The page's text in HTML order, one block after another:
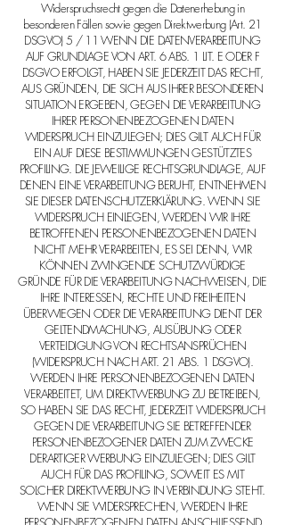
Widerspruchsrecht gegen die Datenerhebung in
besonderen Fällen sowie gegen Direktwerbung (Art. 21
DSGVO) 5 / 11 WENN DIE DATENVERARBEITUNG
AUF GRUNDLAGE VON ART. 6 ABS. 1 LIT. E ODER F
DSGVO ERFOLGT, HABEN SIE JEDERZEIT DAS RECHT,
AUS GRÜNDEN, DIE SICH AUS IHRER BESONDEREN
SITUATION ERGEBEN, GEGEN DIE VERARBEITUNG
IHRER PERSONENBEZOGENEN DATEN
WIDERSPRUCH EINZULEGEN; DIES GILT AUCH FÜR
EIN AUF DIESE BESTIMMUNGEN GESTÜTZTES
PROFILING. DIE JEWEILIGE RECHTSGRUNDLAGE, AUF
DENEN EINE VERARBEITUNG BERUHT, ENTNEHMEN
SIE DIESER DATENSCHUTZERKLÄRUNG. WENN SIE
WIDERSPRUCH EINLEGEN, WERDEN WIR IHRE
BETROFFENEN PERSONENBEZOGENEN DATEN
NICHT MEHR VERARBEITEN, ES SEI DENN, WIR
KÖNNEN ZWINGENDE SCHUTZWÜRDIGE
GRÜNDE FÜR DIE VERARBEITUNG NACHWEISEN, DIE
IHRE INTERESSEN, RECHTE UND FREIHEITEN
ÜBERWIEGEN ODER DIE VERARBEITUNG DIENT DER
GELTENDMACHUNG, AUSÜBUNG ODER
VERTEIDIGUNG VON RECHTSANSPRÜCHEN
(WIDERSPRUCH NACH ART. 21 ABS. 1 DSGVO).
WERDEN IHRE PERSONENBEZOGENEN DATEN
VERARBEITET, UM DIREKTWERBUNG ZU BETREIBEN,
SO HABEN SIE DAS RECHT, JEDERZEIT WIDERSPRUCH
GEGEN DIE VERARBEITUNG SIE BETREFFENDER
PERSONENBEZOGENER DATEN ZUM ZWECKE
DERARTIGER WERBUNG EINZULEGEN; DIES GILT
AUCH FÜR DAS PROFILING, SOWEIT ES MIT
SOLCHER DIREKTWERBUNG IN VERBINDUNG STEHT.
WENN SIE WIDERSPRECHEN, WERDEN IHRE